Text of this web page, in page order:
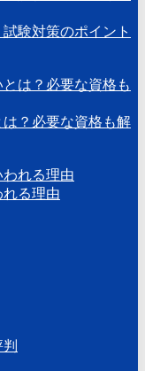
験対策のポイント
？必要な資格も解
る理由